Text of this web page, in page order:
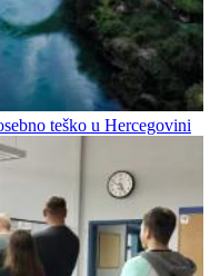
teško u Hercegovini